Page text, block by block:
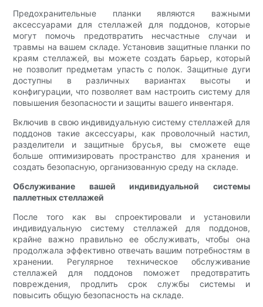
Предохранительные планки являются важными
аксессуарами для стеллажей для поддонов, которые
могут помочь предотвратить несчастные случаи и
травмы на вашем складе. Установив защитные планки по
краям стеллажей, вы можете создать барьер, который
не позволит предметам упасть с полок. Защитные дуги
доступны в различных вариантах высоты и
конфигурации, что позволяет вам настроить систему для
повышения безопасности и защиты вашего инвентаря.
Включив в свою индивидуальную систему стеллажей для
поддонов такие аксессуары, как проволочный настил,
разделители и защитные брусья, вы сможете еще
больше оптимизировать пространство для хранения и
создать безопасную, организованную среду на складе.
Обслуживание вашей индивидуальной системы
паллетных стеллажей
После того как вы спроектировали и установили
индивидуальную систему стеллажей для поддонов,
крайне важно правильно ее обслуживать, чтобы она
продолжала эффективно отвечать вашим потребностям в
хранении. Регулярное техническое обслуживание
стеллажей для поддонов поможет предотвратить
повреждения, продлить срок службы системы и
повысить общую безопасность на складе.